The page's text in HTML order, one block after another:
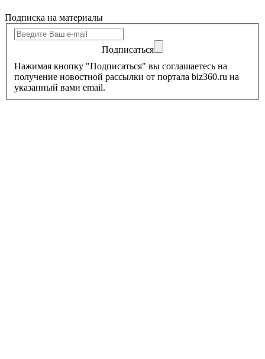
Подписка на материалы
Подписаться
Нажимая кнопку "Подписаться" вы соглашаетесь на
получение новостной рассылки от портала biz360.ru на
указанный вами email.